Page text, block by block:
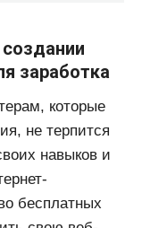
заработка
которые
не терпится
навыков и
бесплатных